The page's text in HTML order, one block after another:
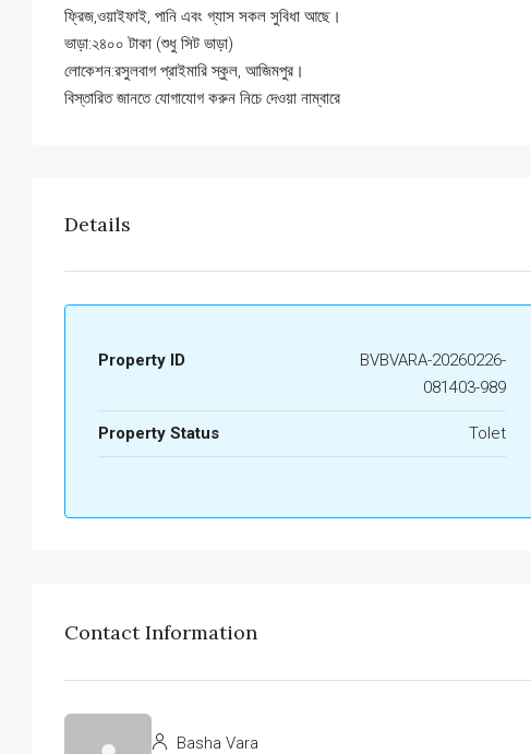
ফ্রিজ,ওয়াইফাই, পানি এবং গ্যাস সকল সুবিধা আছে।
ভাড়া:২৪০০ টাকা (শুধু সিট ভাড়া)
লোকেশন:রসুলবাগ প্রাইমারি স্কুল, আজিমপুর।
বিস্তারিত জানতে যোগাযোগ করুন নিচে দেওয়া নাম্বারে
Details
Property ID
BVBVARA-20260226-
081403-989
Property Status Tolet
Contact Information
Basha Vara